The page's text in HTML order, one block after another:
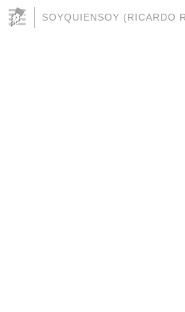
SOYQUIENSOY (RICARDO